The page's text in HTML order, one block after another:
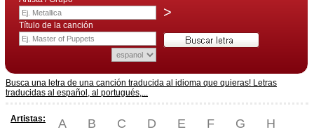
>
Título de la canción
Busca una letra de una canción traducida al idioma que quieras! Letras
traducidas al español, al portugués,...
Artistas: A B C D E F G
H